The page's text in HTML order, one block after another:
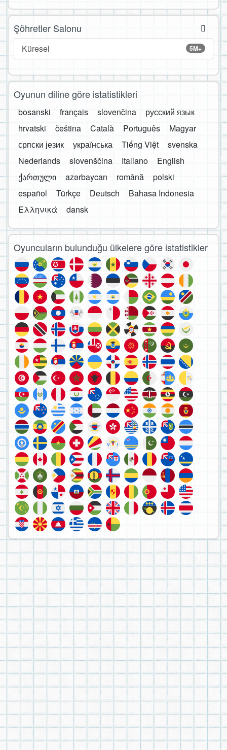
Şöhretler Salonu
5M+
Küresel
Oyunun diline göre istatistikleri
bosanski français slovenčina
русский язык
hrvatski
čeština Català Português
Magyar
српски језик
українська Tiếng Việt
svenska
Nederlands
slovenščina Italiano
English
ქართული
azərbaycan română
polski
español
Türkçe Deutsch
Bahasa Indonesia
Ελληνικά
dansk
Oyuncuların bulunduğu ülkelere göre istatistikler